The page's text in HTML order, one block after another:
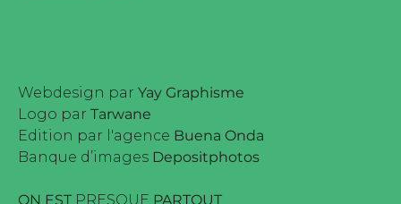
Webdesign par Yay Graphisme
Logo par Tarwane
Edition par l'agence Buena Onda
Banque d’images Depositphotos
ON EST PRESQUE PARTOUT